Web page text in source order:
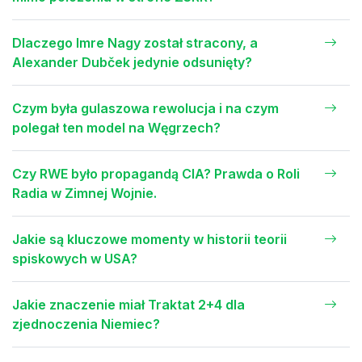
Dlaczego Imre Nagy został stracony, a
Alexander Dubček jedynie odsunięty?
Czym była gulaszowa rewolucja i na czym
polegał ten model na Węgrzech?
Czy RWE było propagandą CIA? Prawda o Roli
Radia w Zimnej Wojnie.
Jakie są kluczowe momenty w historii teorii
spiskowych w USA?
Jakie znaczenie miał Traktat 2+4 dla
zjednoczenia Niemiec?